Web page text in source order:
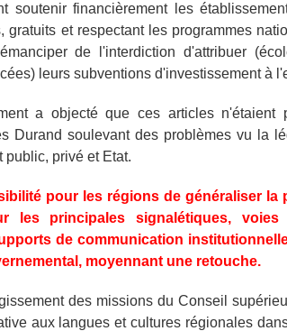
soutenir financièrement les
gratuits et respectant les programmes
de l'interdiction d'attribuer
leurs subventions d'investissement à
a objecté que ces articles
Durand soulevant des problèmes vu la
public, privé et Etat.
pour les régions de généraliser la
les principales signalétiques,
de communication
moyennant une retouche.
des missions du Conseil
aux langues et cultures régionales